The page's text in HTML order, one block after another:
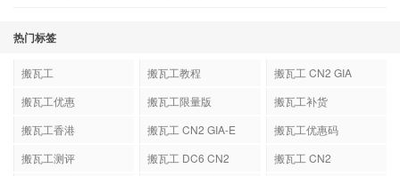
热门标签
搬瓦工 搬瓦工教程
搬瓦工 CN2 GIA
搬瓦工优惠
搬瓦工限量版
搬瓦工补货
搬瓦工香港
搬瓦工 CN2 GIA-E
搬瓦工优惠码
搬瓦工测评
搬瓦工 DC6 CN2
搬瓦工 CN2